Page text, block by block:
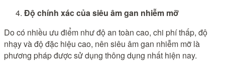
Độ chính xác của siêu âm gan nhiễm mỡ
Do có nhiều ưu điểm như độ an toàn cao, chi phí thấp, độ
nhạy và độ đặc hiệu cao, nên siêu âm gan nhiễm mỡ là
phương pháp được sử dụng thông dụng nhất hiện nay.